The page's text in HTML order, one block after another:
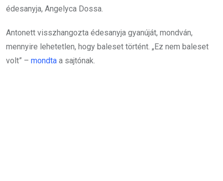
édesanyja, Angelyca Dossa.
Antonett visszhangozta édesanyja gyanúját, mondván,
mennyire lehetetlen, hogy baleset történt. „Ez nem baleset
volt” – mondta a sajtónak.